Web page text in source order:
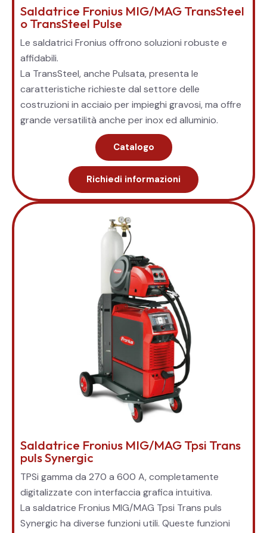
Saldatrice Fronius MIG/MAG TransSteel
o TransSteel Pulse
Le saldatrici Fronius offrono soluzioni robuste e
affidabili.
La TransSteel, anche Pulsata, presenta le
caratteristiche richieste dal settore delle
costruzioni in acciaio per impieghi gravosi, ma offre
grande versatilità anche per inox ed alluminio.
Catalogo
Richiedi informazioni
Saldatrice Fronius MIG/MAG Tpsi Trans
puls Synergic
TPSi gamma da 270 a 600 A, completamente
digitalizzate con interfaccia grafica intuitiva.
La saldatrice Fronius MIG/MAG Tpsi Trans puls
Synergic ha diverse funzioni utili. Queste funzioni